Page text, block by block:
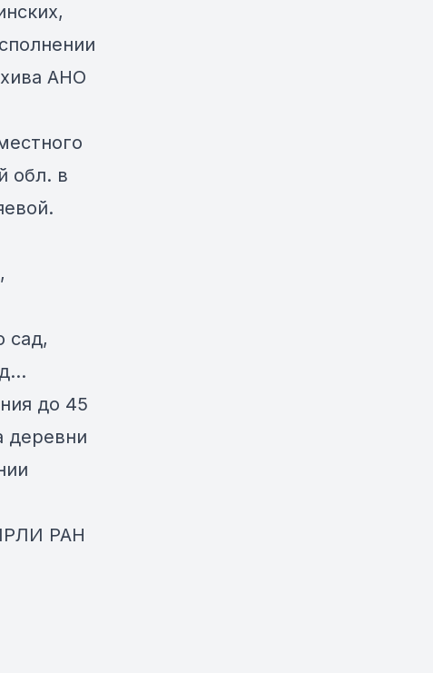
АНО
обл. в
сад,
до 45
деревни
РАН